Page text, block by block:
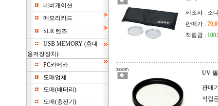
네비게이션
메모리카드
SLR 렌즈
USB MEMORY (휴대
용저장장치)
PC카메라
도매업체
도매(배터리)
도매(충전기)
제조사 : 소
판매가 :
적립금 :
UV
판매
적립